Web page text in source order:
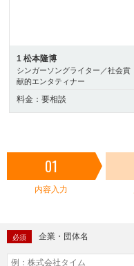
1 松本隆博
シンガーソングライター／社会貢
献的エンタティナー
料金：要相談
01
内容入力
必須 企業・団体名